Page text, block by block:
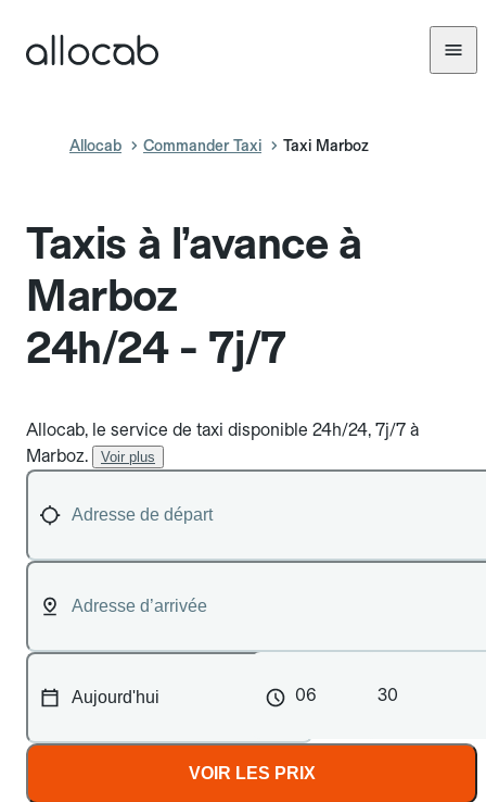
Allocab Commander Taxi Taxi Marboz
Taxis à l’avance à
Marboz
24h/24 - 7j/7
Allocab, le service de taxi disponible 24h/24, 7j/7 à
Marboz.
Voir plus
06 30
VOIR LES PRIX